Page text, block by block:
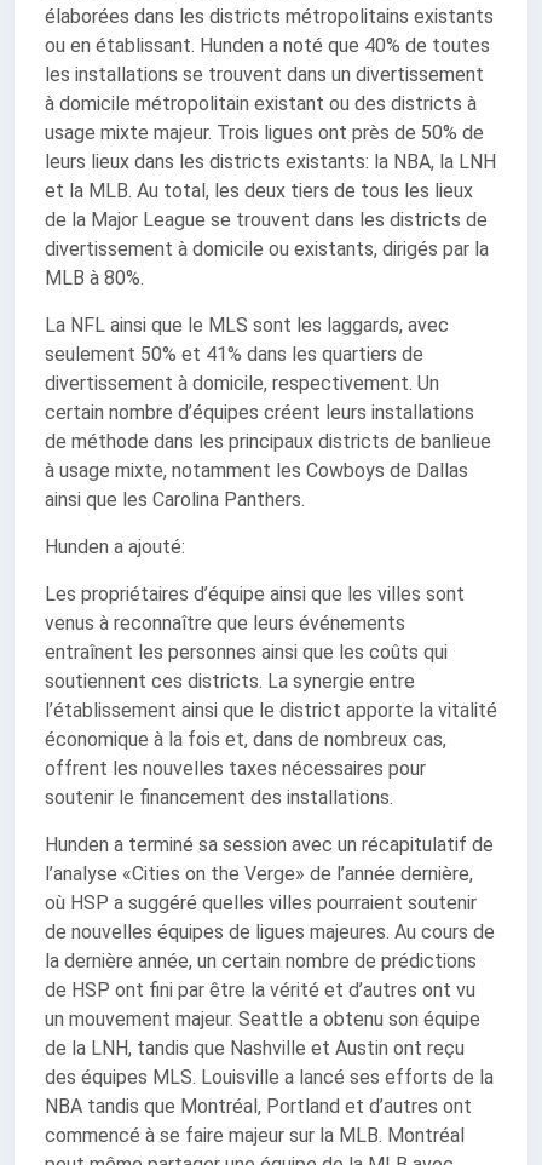
élaborées dans les districts métropolitains existants
ou en établissant. Hunden a noté que 40% de toutes
les installations se trouvent dans un divertissement
à domicile métropolitain existant ou des districts à
usage mixte majeur. Trois ligues ont près de 50% de
leurs lieux dans les districts existants: la NBA, la LNH
et la MLB. Au total, les deux tiers de tous les lieux
de la Major League se trouvent dans les districts de
divertissement à domicile ou existants, dirigés par la
MLB à 80%.
La NFL ainsi que le MLS sont les laggards, avec
seulement 50% et 41% dans les quartiers de
divertissement à domicile, respectivement. Un
certain nombre d’équipes créent leurs installations
de méthode dans les principaux districts de banlieue
à usage mixte, notamment les Cowboys de Dallas
ainsi que les Carolina Panthers.
Hunden a ajouté:
Les propriétaires d’équipe ainsi que les villes sont
venus à reconnaître que leurs événements
entraînent les personnes ainsi que les coûts qui
soutiennent ces districts. La synergie entre
l’établissement ainsi que le district apporte la vitalité
économique à la fois et, dans de nombreux cas,
offrent les nouvelles taxes nécessaires pour
soutenir le financement des installations.
Hunden a terminé sa session avec un récapitulatif de
l’analyse «Cities on the Verge» de l’année dernière,
où HSP a suggéré quelles villes pourraient soutenir
de nouvelles équipes de ligues majeures. Au cours de
la dernière année, un certain nombre de prédictions
de HSP ont fini par être la vérité et d’autres ont vu
un mouvement majeur. Seattle a obtenu son équipe
de la LNH, tandis que Nashville et Austin ont reçu
des équipes MLS. Louisville a lancé ses efforts de la
NBA tandis que Montréal, Portland et d’autres ont
commencé à se faire majeur sur la MLB. Montréal